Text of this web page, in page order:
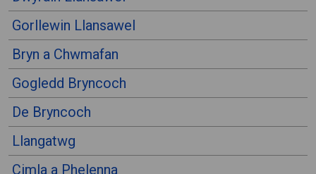
Gorllewin Llansawel
Bryn a Chwmafan
Gogledd Bryncoch
De Bryncoch
Llangatwg
Cimla a Phelenna